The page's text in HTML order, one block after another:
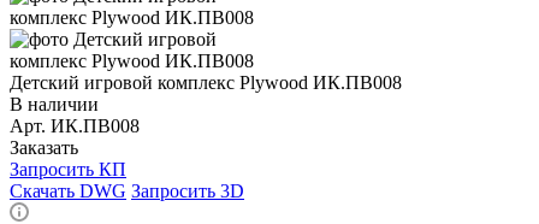
Детский игровой комплекс Plywood ИК.ПВ008
В наличии
Арт. ИК.ПВ008
Заказать
Запросить КП
Скачать DWG Запросить 3D